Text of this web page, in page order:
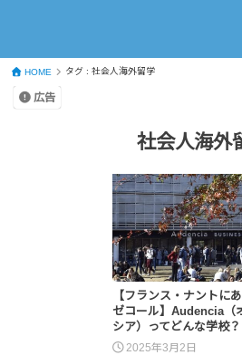
HOME タグ : 社会人海外留学
広告
社会人海外
【フランス・ナントに
ゼコール】Audencia（
シア）ってどんな学校？
2025年3月2日